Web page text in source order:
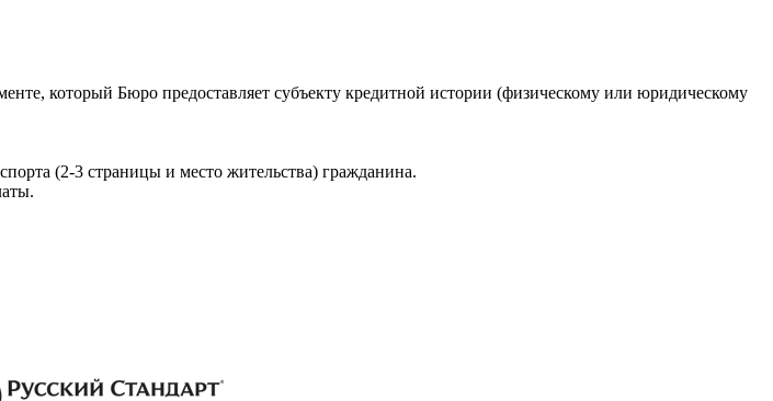
который Бюро предоставляет субъекту кредитной истории (физическому или юридическому
(2-3 страницы и место жительства) гражданина.